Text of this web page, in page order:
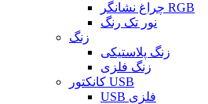
چراغ نشانگر RGB
نور تک رنگ
زنگ
زنگ پلاستیکی
زنگ فلزی
کانکتور USB
USB فلزی